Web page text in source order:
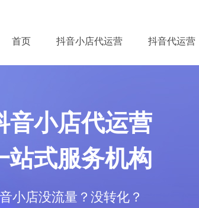
音小店代运营
站式服务机构
小店没流量？没转化？
首页 抖音小店代运营 抖音代运营